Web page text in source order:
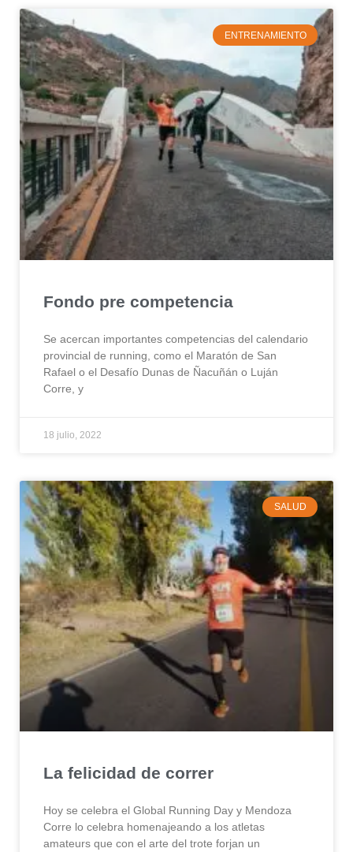
ENTRENAMIENTO
Fondo pre competencia
Se acercan importantes competencias del calendario
provincial de running, como el Maratón de San
Rafael o el Desafío Dunas de Ñacuñán o Luján
Corre, y
18 julio, 2022
SALUD
La felicidad de correr
Hoy se celebra el Global Running Day y Mendoza
Corre lo celebra homenajeando a los atletas
amateurs que con el arte del trote forjan un